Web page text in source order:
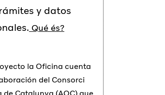
y datos
Qué és?
la Oficina cuenta
del Consorci